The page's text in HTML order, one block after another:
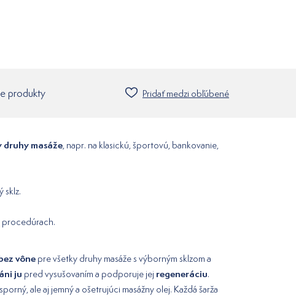
produkty Pridať medzi obľúbené
druhy masáže, napr. na klasickú, športovú, bankovanie,
sklz.
procedúrach.
vône pre všetky druhy masáže s výborným sklzom a
ju pred vysušovaním a podporuje jej regeneráciu.
ale aj jemný a ošetrujúci masážny olej. Každá šarža